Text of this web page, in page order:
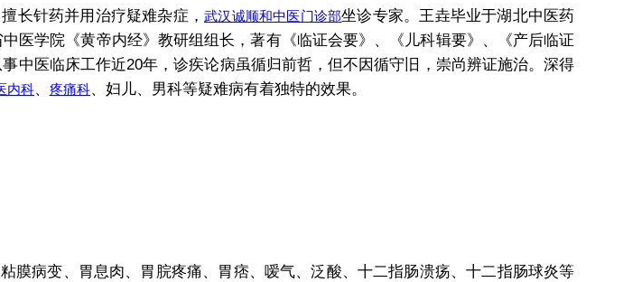
长针药并用治疗疑难杂症，武汉诚顺和中医门诊部坐诊专家。王垚毕业于湖北中医药
医学院《黄帝内经》教研组组长，著有《临证会要》、《儿科辑要》、《产后临证
中医临床工作近20年，诊疾论病虽循归前哲，但不因循守旧，崇尚辨证施治。深得
内科、 疼痛科、妇儿、男科等疑难病有着独特的效果。
病变、胃息肉、胃脘疼痛、胃痞、嗳气、泛酸、十二指肠溃疡、十二指肠球炎等